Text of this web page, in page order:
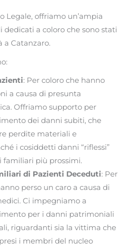
Legale, offriamo un’ampia
a coloro che sono stati
a Catanzaro.
: Per coloro che hanno
a causa di presunta
Offriamo supporto per
dei danni subiti, che
perdite materiali e
i cosiddetti danni “riflessi”
familiari più prossimi.
di Pazienti Deceduti: Per
perso un caro a causa di
Ci impegniamo a
per i danni patrimoniali
riguardanti sia la vittima che
i membri del nucleo